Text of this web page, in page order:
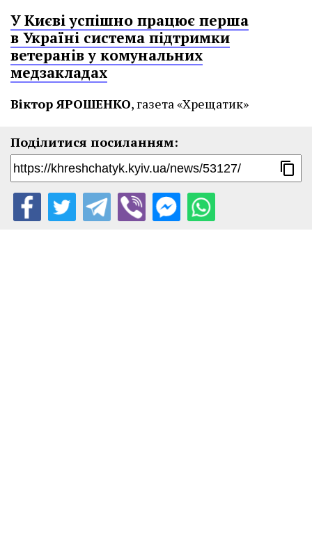
У Києві успішно працює перша
в Україні система підтримки
ветеранів у комунальних
медзакладах
Віктор ЯРОШЕНКО, газета «Хрещатик»